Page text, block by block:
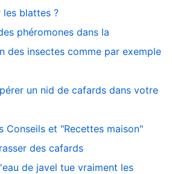
les blattes ?
phéromones dans la
des insectes comme par exemple
un nid de cafards dans votre
Conseils et "Recettes maison"
des cafards
de javel tue vraiment les